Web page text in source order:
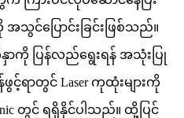
သွင်ပြောင်းခြင်းဖြစ်သည်။
က်နှာကို ပြန်လည်ရွေးရန် အသုံးပြု
ဖွင့်ရာတွင် Laser ကုထုံးများကို
တွင် ရရှိနိုင်ပါသည်။ ထို့ပြင်